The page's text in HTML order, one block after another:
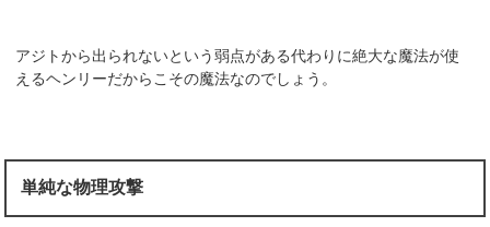
アジトから出られないという弱点がある代わりに絶大な魔法が使
えるヘンリーだからこその魔法なのでしょう。
単純な物理攻撃